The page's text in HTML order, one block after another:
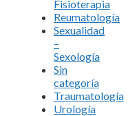
Fisioterapia
Reumatología
Sexualidad
–
Sexología
Sin
categoría
Traumatología
Urología